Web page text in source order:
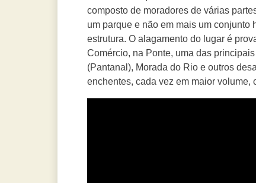
composto de moradores de várias
um parque e não em mais um
estrutura. O alagamento do lugar é
Comércio, na Ponte, uma das
(Pantanal), Morada do Rio e outros
enchentes, cada vez em maior volume,